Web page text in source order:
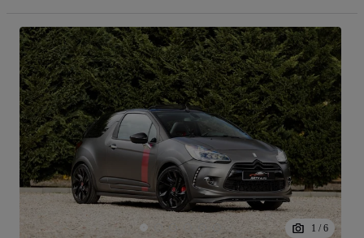
1 / 6